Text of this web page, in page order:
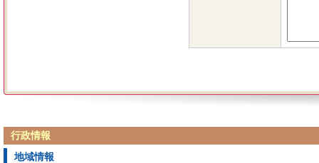
行政情報
地域情報